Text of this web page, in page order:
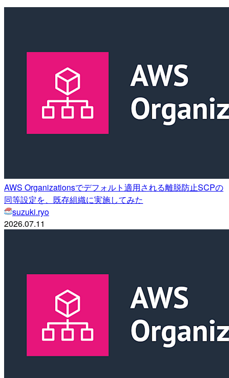
AWS Organizationsでデフォルト適用される離脱防止SCPの
同等設定を、既存組織に実施してみた
suzuki.ryo
2026.07.11